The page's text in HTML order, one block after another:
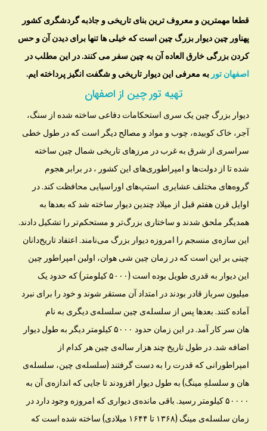
قطعا مهمترین و معروف ترین بنای تاریخی و جاذبه گردشگری کشور
پهناور چین دیوار بزرگ چین است که خیلی ها تنها برای دیدن آن و حس
کردن بزرگی خارق العاده آن به چین سفر می کنند. در این مطلب در
اصفهان تور به معرفی این دیوار تاریخی و شگفت انگیز پرداخته ایم.
تهیه تور چین از اصفهان
دیوار بزرگ چین یک سری استحکامات دفاعی ساخته شده از سنگ،
آجر، خاک کوبیده، چوب و مواد و مصالح دیگر است که در طول خطی
سراسری از شرق به غرب در مرزهای تاریخی شمال چین ساخته
شده تا از دولت‌ها و امپراطوری‌های این کشور ، در برابر هجوم
گروه‌های مختلف عشایری استپ‌های اوراسیایی محافظت کند. در
اوایل قرن هفتم قبل از میلاد چندین دیوار ساخته شد که بعدها به
همدیگر ملحق شدند و ساختاری بزرگ‌تر و مستحکم‌تر را تشکیل دادند.
این سازه‌ی منسجم را امروزه دیوار بزرگ می‌نامند. اعتفاد تاریخ‌دانان
چینی بر این است که در زمان چین شی هوان، اولین امپراطور چین
این دیوار به قدری طویل بوده است (۵۰۰۰ کیلومتر) که حدود یک
میلیون سرباز قادر بودند در امتداد آن مستقر شوند و خود را برای نبرد
آماده کنند. بعدها پس از سلسله‌ی چین سلسله‌ی دیگری به نام
هان سر کار آمد. در این زمان حدود ۵۰۰۰ کیلومتر دیگر به طول دیوار
اضافه شد. در طول تاریخ چند هزار ساله‌ی چین هر کدام از
امپراطورانی که قدرت را به دست گرفتند (سلسله‌ی چین، سلسله‌ی
هان و سلسله‌ِ مینگ) به طول دیوار افزودند تا جایی که اندازه‌ی آن به
۵۰۰۰۰ کیلومتر رسید. باقی مانده‌ی دیواری که امروزه وجود دارد در
زمان سلسله‌ی مینگ (۱۳۶۸ تا ۱۶۴۴ میلادی) ساخته شده است که